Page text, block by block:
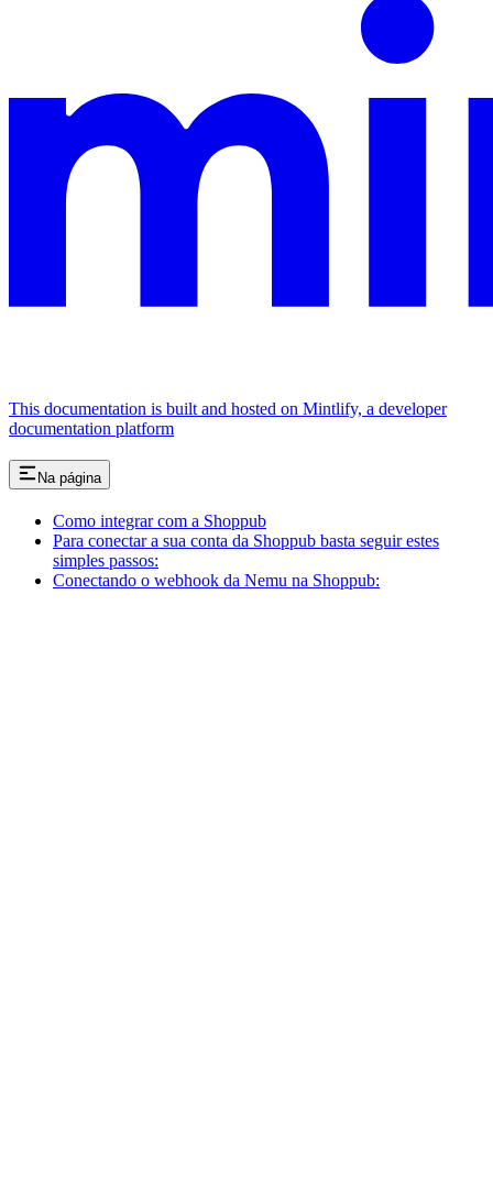
This documentation is built and hosted on Mintlify, a developer
documentation platform
Na página
Como integrar com a Shoppub
Para conectar a sua conta da Shoppub basta seguir estes
simples passos:
Conectando o webhook da Nemu na Shoppub: